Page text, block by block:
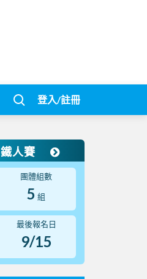
登入/註冊
人賽
團體組數
5 組
最後報名日
9/15